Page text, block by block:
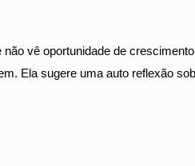
vê oportunidade de
Ela sugere uma auto reflexão